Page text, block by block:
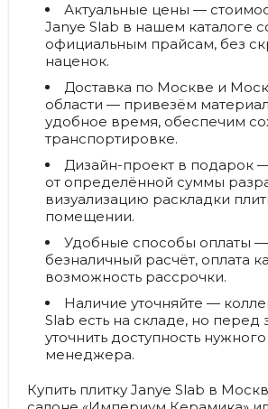
Актуальные цены —
Janye Slab в нашем каталоге
официальным прайсам, без
наценок.
Доставка по Москве и
области — привезём
удобное время, обеспечим
транспортировке.
Дизайн-проект в подарок
от определённой суммы
визуализацию раскладки
помещении.
Удобные способы оплаты
безналичный расчёт, оплата
возможность рассрочки.
Наличие уточняйте —
Slab есть на складе, но перед
уточнить доступность
менеджера.
Купить плитку Janye Slab в